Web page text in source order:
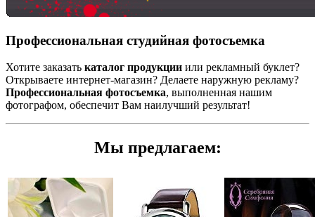
Профессиональная студийная фотосъемка
Хотите заказать каталог продукции или рекламный буклет?
Открываете интернет-магазин? Делаете наружную рекламу?
Профессиональная фотосъемка, выполненная нашим
фотографом, обеспечит Вам наилучший результат!
Мы предлагаем: